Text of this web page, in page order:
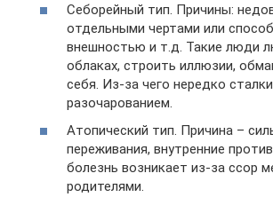
Себорейный тип. Причины:
отдельными чертами или
внешностью и т.д. Такие люди
облаках, строить иллюзии,
себя. Из-за чего нередко
разочарованием.
Атопический тип. Причина –
переживания, внутренние
болезнь возникает из-за ссор
родителями.